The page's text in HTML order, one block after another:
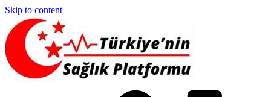
Skip to content